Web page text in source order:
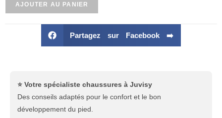
AJOUTER AU PANIER
Partagez sur Facebook ➡️
⭐ Votre spécialiste chaussures à Juvisy
Des conseils adaptés pour le confort et le bon
développement du pied.